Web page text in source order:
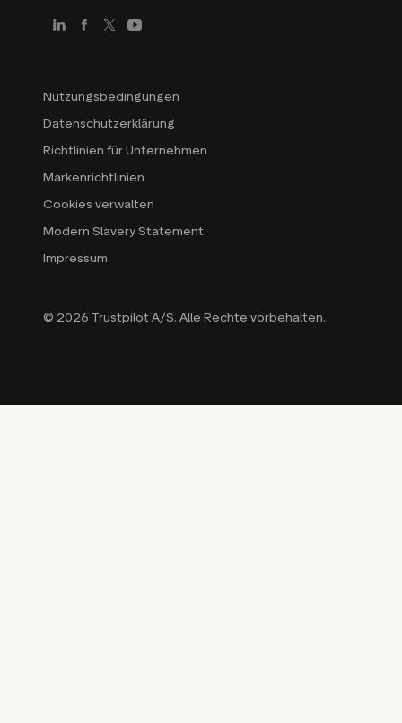
Nutzungsbedingungen
Datenschutzerklärung
Richtlinien für Unternehmen
Markenrichtlinien
Cookies verwalten
Modern Slavery Statement
Impressum
© 2026 Trustpilot A/S. Alle Rechte vorbehalten.